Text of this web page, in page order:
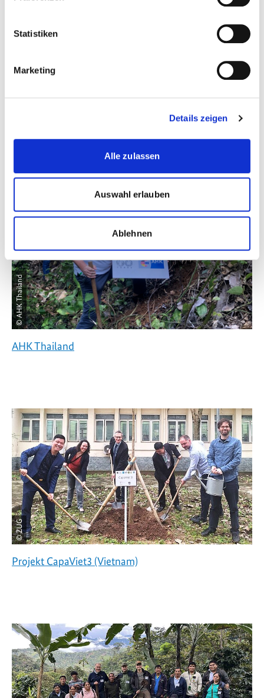
Statistiken
Marketing
Details zeigen
Alle zulassen
Auswahl erlauben
Ablehnen
© Pixplay
© AHK Thailand
AHK Thailand
© ZUG
Projekt CapaViet3 (Vietnam)